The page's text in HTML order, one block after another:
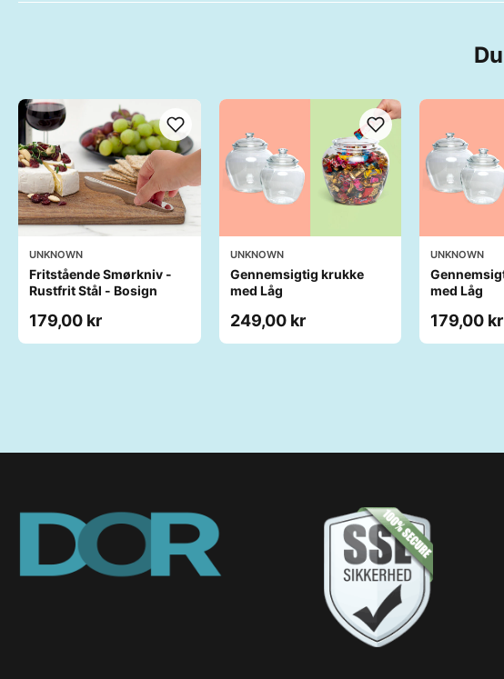
UNKNOWN
Fritstående Smørkniv -
Rustfrit Stål - Bosign
179,00 kr
UNKNOWN
Gennemsigtig krukke
med Låg
249,00 kr
UNKNOWN
med Låg
179,00 kr